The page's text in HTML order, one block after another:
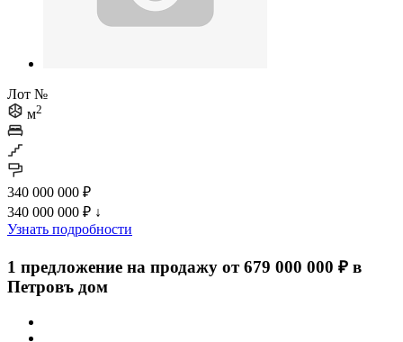
Лот №
м2
340 000 000 ₽
340 000 000 ₽ ↓
Узнать подробности
1 предложение на продажу от 679 000 000 ₽ в
Петровъ дом